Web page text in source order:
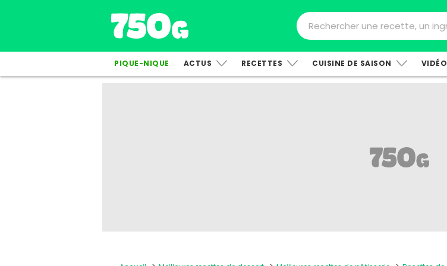
PIQUE-NIQUE ACTUS RECETTES CUISINE DE SAISON